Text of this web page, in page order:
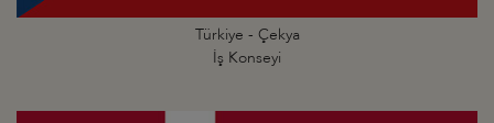
Türkiye - Çekya
İş Konseyi